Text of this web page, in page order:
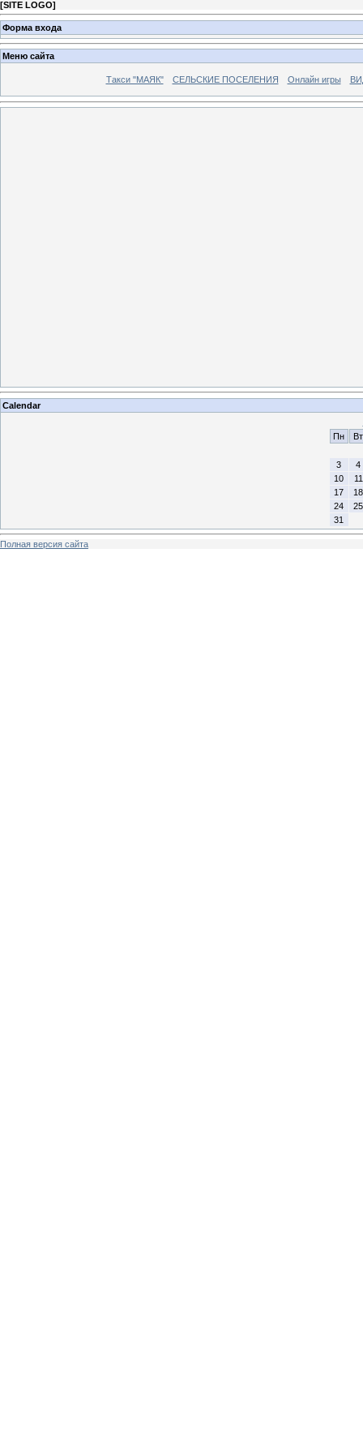
[SITE LOGO]
Форма входа
Меню сайта
Такси "МАЯК" СЕЛЬСКИЕ ПОСЕЛЕНИЯ Онлайн игры
Calendar
Пн
Вт
3
4
10
11
17
18
24
25
31
Полная версия сайта